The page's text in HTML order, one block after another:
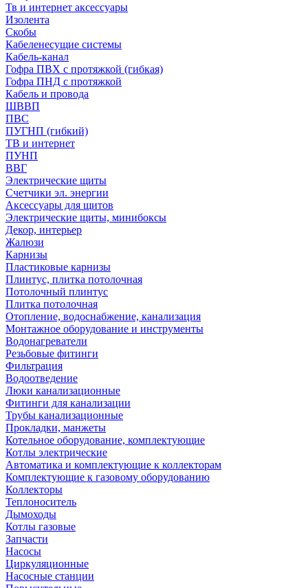
Тв и интернет аксессуары
Изолента
Скобы
Кабеленесущие системы
Кабель-канал
Гофра ПВХ с протяжкой (гибкая)
Гофра ПНД с протяжкой
Кабель и провода
ШВВП
ПВС
ПУГНП (гибкий)
ТВ и интернет
ПУНП
ВВГ
Электрические щиты
Счетчики эл. энергии
Аксессуары для щитов
Электрические щиты, минибоксы
Декор, интерьер
Жалюзи
Карнизы
Пластиковые карнизы
Плинтус, плитка потолочная
Потолочный плинтус
Плитка потолочная
Отопление, водоснабжение, канализация
Монтажное оборудование и инструменты
Водонагреватели
Резьбовые фитинги
Фильтрация
Водоотведение
Люки канализационные
Фитинги для канализации
Трубы канализационные
Прокладки, манжеты
Котельное оборудование, комплектующие
Котлы электрические
Автоматика и комплектующие к коллекторам
Комплектующие к газовому оборудованию
Коллекторы
Теплоноситель
Дымоходы
Котлы газовые
Запчасти
Насосы
Циркуляционные
Насосные станции